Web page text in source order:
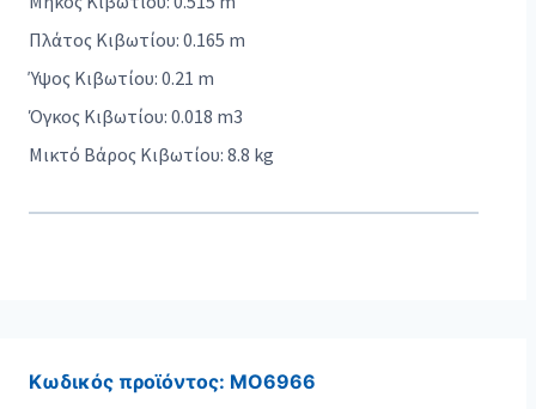
Πλάτος Κιβωτίου: 0.165 m
Ύψος Κιβωτίου: 0.21 m
Όγκος Κιβωτίου: 0.018 m3
Μικτό Βάρος Κιβωτίου: 8.8 kg
Κωδικός προϊόντος: MO6966